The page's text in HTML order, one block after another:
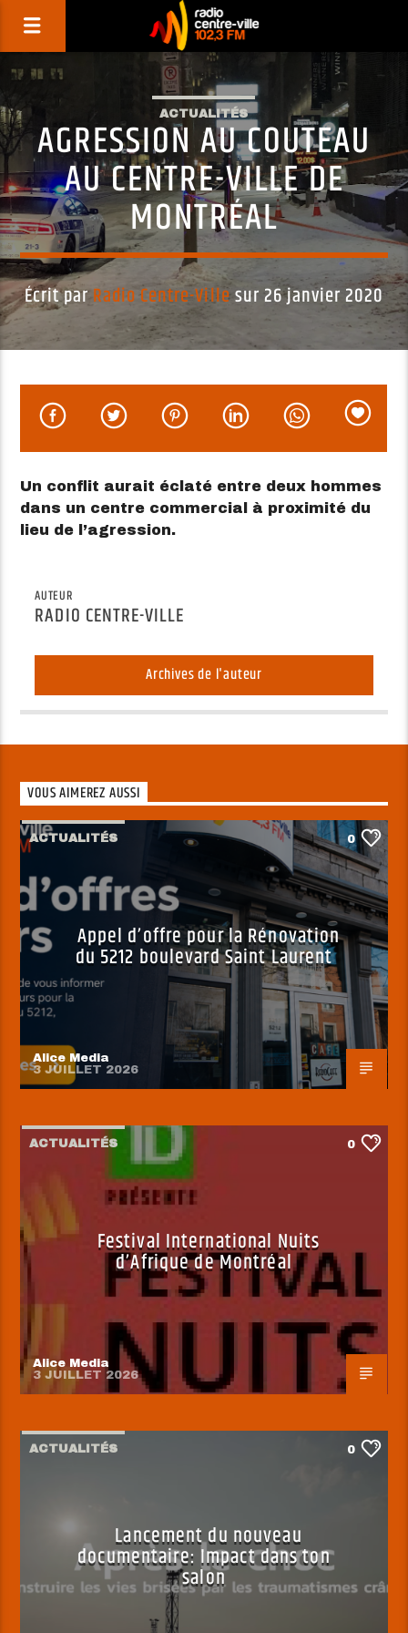
ACTUALITÉS
AGRESSION AU COUTEAU
AU CENTRE-VILLE DE
MONTRÉAL
Écrit parRadio Centre-Villesur 26 janvier 2020
Un conflit aurait éclaté entre deux hommes
dans un centre commercial à proximité du
lieu de l’agression.
AUTEUR
RADIO CENTRE-VILLE
Archives de l'auteur
VOUS AIMEREZ AUSSI
ACTUALITÉS 0
Appel d’offre pour la Rénovation
du 5212 boulevard Saint Laurent
Alice Media
3 JUILLET 2026
ACTUALITÉS 0
Festival International Nuits
d’Afrique de Montréal
Alice Media
3 JUILLET 2026
ACTUALITÉS 0
Lancement du nouveau
documentaire: Impact dans ton
salon